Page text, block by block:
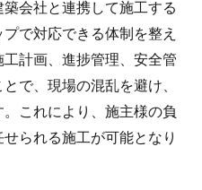
築会社と連携して施工する
で対応できる体制を整え
計画、進捗管理、安全管
で、現場の混乱を避け、
これにより、施主様の負
られる施工が可能となり